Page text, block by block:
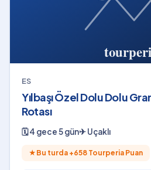
ES
Yılbaşı Özel Dolu Dolu
Rotası
🗓4 gece 5 gün✈Uçaklı
★ Bu turda +658 Tourperia Puan